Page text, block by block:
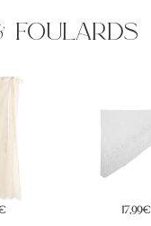
foulards
29,99€